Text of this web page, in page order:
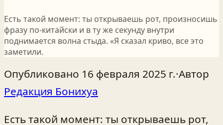
Есть такой момент: ты открываешь рот, произносишь
фразу по-китайски и в ту же секунду внутри
поднимается волна стыда. «Я сказал криво, все это
заметили.
Опубликовано 16 февраля 2025 г.·Автор
Редакция Бонихуа
Есть такой момент: ты открываешь рот,